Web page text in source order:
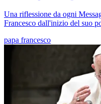
Una riflessione da ogni
Francesco dall'inizio del suo
papa francesco